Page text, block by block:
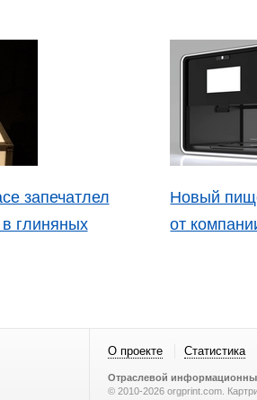
запечатлел
глиняных
Новый
от
О проекте Статистика
Отраслевой
© 2010-2026 orgprint.com.